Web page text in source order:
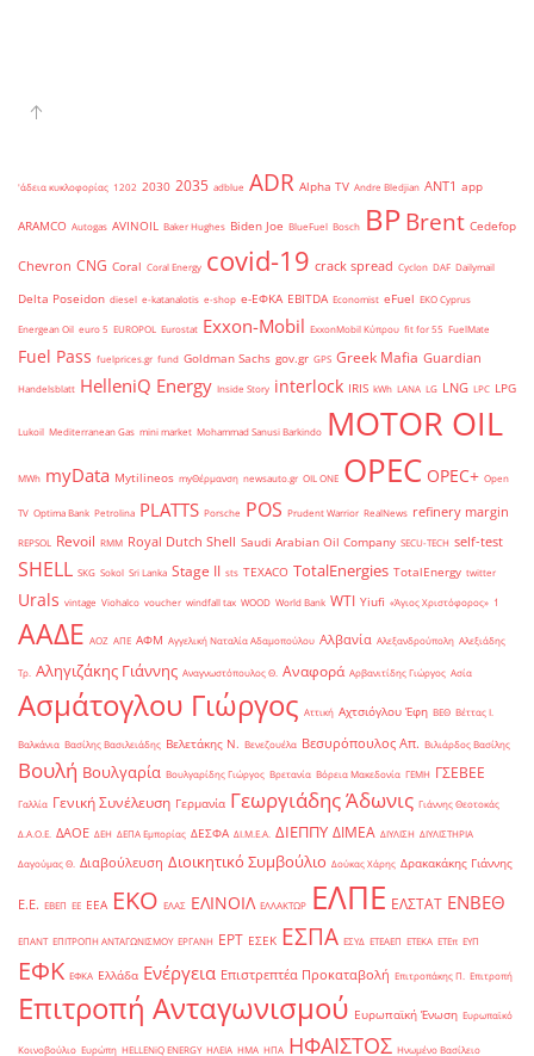
'άδεια κυκλοφορίας 1202 2030 2035 adblue ADR Alpha TV Andre Bledjian ANT1 app
ARAMCO Autogas AVINOIL Baker Hughes Biden Joe BlueFuel Bosch BPBrent Cedefop
Chevron CNG Coral Coral Energy covid-19 crack spread Cyclon DAF Dailymail
Delta Poseidon diesel e-katanalotis e-shop e-ΕΦΚΑ EBITDA Economist eFuel EKO Cyprus
Energean Oil euro 5 EUROPOL Eurostat Exxon-Mobil ExxonMobil Κύπρου fit for 55 FuelMate
Fuel Pass fuelprices.gr fund Goldman Sachs gov.gr GPS Greek Mafia Guardian
Handelsblatt HelleniQ Energy Inside Story interlock IRIS kWh LANA LG LNG LPC LPG
Lukoil Mediterranean Gas mini market Mohammad Sanusi Barkindo MOTOR OIL
MWh myData Mytilineos myΘέρμανση newsauto.gr OIL ONE OPEC OPEC+ Open
TV Optima Bank Petrolina PLATTS Porsche POS Prudent Warrior RealNews refinery margin
REPSOL Revoil RMM Royal Dutch Shell Saudi Arabian Oil Company SECU-TECH self-test
SHELL SKG Sokol Sri Lanka Stage II sts TEXACO TotalEnergies TotalEnergy twitter
Urals vintage Viohalco voucher windfall tax WOOD World Bank WTI Yiufi «Άγιος Χριστόφορος» ΄1
ΑΑΔΕ ΑΟΖ ΑΠΕ ΑΦΜ Αγγελική Ναταλία Αδαμοπούλου Αλβανία Αλεξανδρούπολη Αλεξιάδης
Τρ. Αληγιζάκης Γιάννης Αναγνωστόπουλος Θ. Αναφορά Αρβανιτίδης Γιώργος Ασία
Ασμάτογλου Γιώργος Αττική Αχτσιόγλου Έφη ΒΕΘ Βέττας Ι.
Βαλκάνια Βασίλης Βασιλειάδης Βελετάκης Ν. Βενεζουέλα Βεσυρόπουλος Απ. Βιλιάρδος Βασίλης
Βουλή Βουλγαρία Βουλγαρίδης Γιώργος Βρετανία Βόρεια Μακεδονία ΓΕΜΗ ΓΣΕΒΕΕ
Γαλλία Γενική Συνέλευση Γερμανία Γεωργιάδης Άδωνις Γιάννης Θεοτοκάς
Δ.Α.Ο.Ε. ΔΑΟΕ ΔΕΗ ΔΕΠΑ Εμπορίας ΔΕΣΦΑ ΔΙ.Μ.Ε.Α. ΔΙΕΠΠΥ ΔΙΜΕΑ ΔΙΥΛΙΣΗ ΔΙΥΛΙΣΤΗΡΙΑ
Δαγούμας Θ. Διαβούλευση Διοικητικό Συμβούλιο Δούκας Χάρης Δρακακάκης Γιάννης
Ε.Ε. ΕΒΕΠ ΕΕ ΕΕΑ ΕΚΟ ΕΛΑΣ ΕΛΙΝΟΙΛ ΕΛΛΑΚΤΩΡ ΕΛΠΕ ΕΛΣΤΑΤ ΕΝΒΕΘ
ΕΠΑΝΤ ΕΠΙΤΡΟΠΗ ΑΝΤΑΓΩΝΙΣΜΟΥ ΕΡΓΑΝΗ ΕΡΤ ΕΣΕΚ ΕΣΠΑ ΕΣΥΔ ΕΤΕΑΕΠ ΕΤΕΚΑ ΕΤΕπ ΕΥΠ
ΕΦΚ ΕΦΚΑ Ελλάδα Ενέργεια Επιστρεπτέα Προκαταβολή Επιτροπάκης Π. Επιτροπή
Επιτροπή Ανταγωνισμού Ευρωπαϊκή Ένωση Ευρωπαϊκό
Κοινοβούλιο Ευρώπη ΗELLENiQ ENERGY ΗΛΕΙΑ ΗΜΑ ΗΠΑ ΗΦΑΙΣΤΟΣ Ηνωμένο Βασίλειο